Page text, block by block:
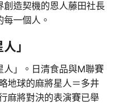
造契機的恩人藤田社長
一個人。
」
人」。日清食品與M聯賽
地球的麻將星人＝多井
麻將對決的表演賽已舉